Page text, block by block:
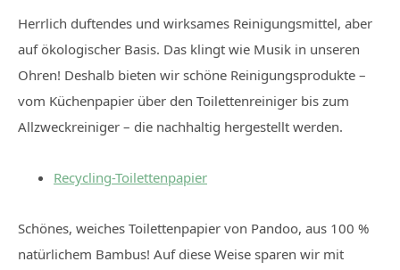
Herrlich duftendes und wirksames Reinigungsmittel, aber
auf ökologischer Basis. Das klingt wie Musik in unseren
Ohren! Deshalb bieten wir schöne Reinigungsprodukte –
vom Küchenpapier über den Toilettenreiniger bis zum
Allzweckreiniger – die nachhaltig hergestellt werden.
Recycling-Toilettenpapier
Schönes, weiches Toilettenpapier von Pandoo, aus 100 %
natürlichem Bambus! Auf diese Weise sparen wir mit